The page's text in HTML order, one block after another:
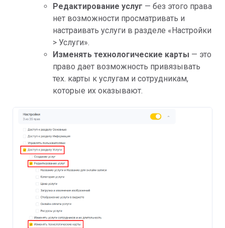
Редактирование услуг — без этого права
нет возможности просматривать и
настраивать услуги в разделе «Настройки
> Услуги».
Изменять технологические карты — это
право дает возможность привязывать
тех. карты к услугам и сотрудникам,
которые их оказывают.